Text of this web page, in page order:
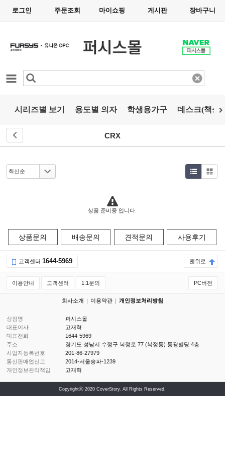
로그인 주문조회 마이쇼핑 게시판 장바구니
카테고리
시리즈별 보기 용도별 의자 학생용가구 데스크(책상)
CRX
상품 준비중 입니다.
상품문의 배송문의 견적문의 사용후기
고객센터 1644-5969 맨위로
이용안내 고객센터 1:1문의 PC버전
회사소개 이용약관 개인정보처리방침
상점명
퍼시스몰
대표이사
고재혁
대표전화
1644-5969
주소
경기도 성남시 수정구 복정로 77 (복정동) 동광빌딩 4층
사업자등록번호
201-86-27979
통신판매업신고
2014-서울송파-1239
개인정보관리책임
고재혁
Copyrightⓒ 2020 CoverStory. All Rights Reserved.